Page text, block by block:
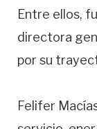
Entre ellos,
directora
por su
Felifer